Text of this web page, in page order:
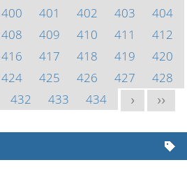
400 401 402 403
404
408 409 410 411
412
416 417 418 419
420
424 425 426 427
428
432 433 434 > >>